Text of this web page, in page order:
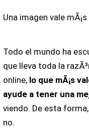
Una imagen vale
Todo el mundo ha
que lleva toda la
online, lo que mÃ¡s
ayude a tener una
viendo. De esta
no.